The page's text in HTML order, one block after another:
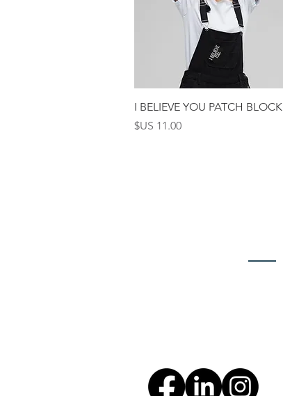
العرض السريع
I BELIEVE YOU PATCH BLOCK
السعر